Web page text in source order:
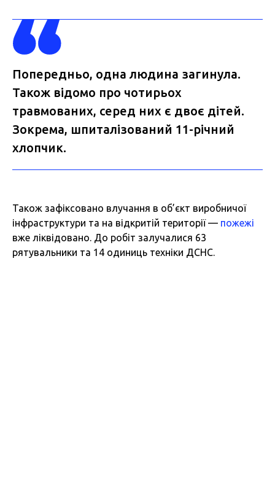
Попередньо, одна людина загинула.
Також відомо про чотирьох
травмованих, серед них є двоє дітей.
Зокрема, шпиталізований 11-річний
хлопчик.
Також зафіксовано влучання в об’єкт виробничої
інфраструктури та на відкритій території — пожежі
вже ліквідовано. До робіт залучалися 63
рятувальники та 14 одиниць техніки ДСНС.